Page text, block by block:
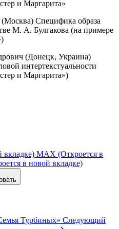
и Маргарита»
Специфика образа
М. А. Булгакова (на примере
(Донецк, Украина)
интертекстуальности
и Маргарита»)
вкладке) MAX (Откроется в
в новой вкладке)
Турбиных» Следующий